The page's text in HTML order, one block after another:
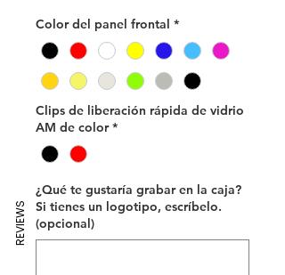
Color del panel frontal *
Clips de liberación rápida de vidrio
AM de color *
¿Qué te gustaría grabar en la caja?
Si tienes un logotipo, escríbelo.
(opcional)
REVIEWS